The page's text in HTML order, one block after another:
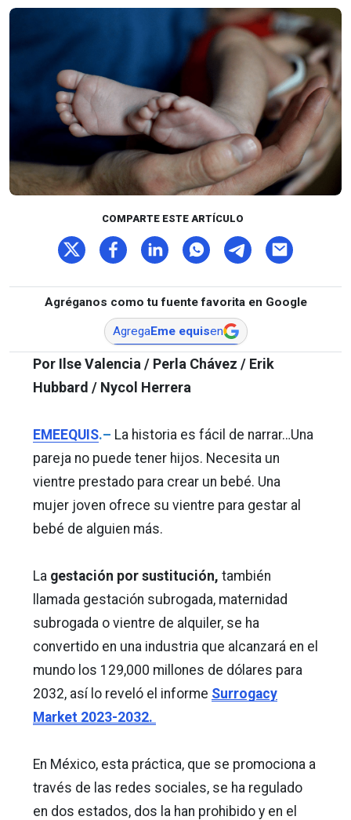
COMPARTE ESTE ARTÍCULO
Agréganos como tu fuente favorita en Google
AgregaEme equisen
Por Ilse Valencia / Perla Chávez / Erik
Hubbard / Nycol Herrera
EMEEQUIS.– La historia es fácil de narrar…Una
pareja no puede tener hijos. Necesita un
vientre prestado para crear un bebé. Una
mujer joven ofrece su vientre para gestar al
bebé de alguien más.
La gestación por sustitución, también
llamada gestación subrogada, maternidad
subrogada o vientre de alquiler, se ha
convertido en una industria que alcanzará en el
mundo los 129,000 millones de dólares para
2032, así lo reveló el informe Surrogacy
Market 2023-2032.
En México, esta práctica, que se promociona a
través de las redes sociales, se ha regulado
en dos estados, dos la han prohibido y en el